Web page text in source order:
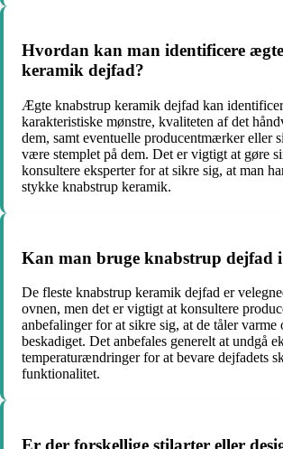
Hvordan kan man identificere
keramik dejfad?
Ægte knabstrup keramik dejfad kan
karakteristiske mønstre, kvaliteten af det
dem, samt eventuelle producentmærker eller
være stemplet på dem. Det er vigtigt at gøre
konsultere eksperter for at sikre sig, at man
stykke knabstrup keramik.
Kan man bruge knabstrup dejfad
De fleste knabstrup keramik dejfad er
ovnen, men det er vigtigt at konsultere
anbefalinger for at sikre sig, at de tåler
beskadiget. Det anbefales generelt at undgå
temperaturændringer for at bevare dejfadets
funktionalitet.
Er der forskellige stilarter eller